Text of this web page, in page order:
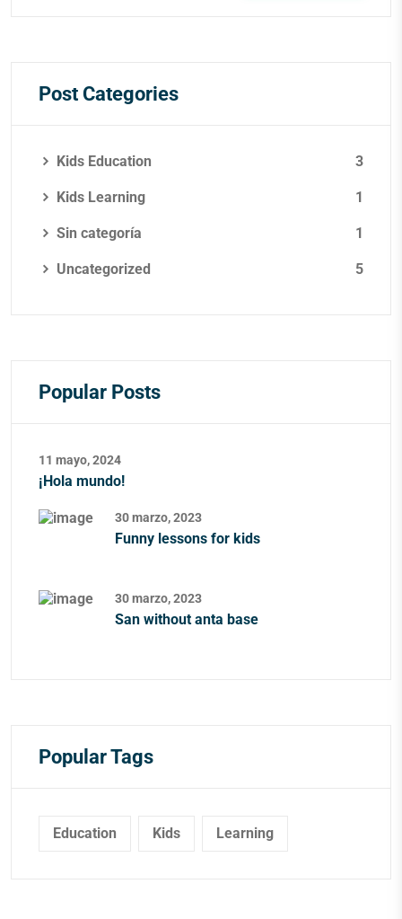
Post Categories
Kids Education 3
Kids Learning 1
Sin categoría 1
Uncategorized 5
Popular Posts
11 mayo, 2024
¡Hola mundo!
30 marzo, 2023
Funny lessons for kids
30 marzo, 2023
San without anta base
Popular Tags
Education Kids Learning